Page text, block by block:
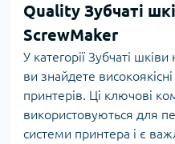
Quality Зубчаті
ScrewMaker
У категорії Зубчаті
ви знайдете
принтерів. Ці ключові
використовуються для
системи принтера і є